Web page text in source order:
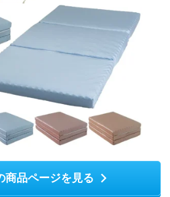
商品ページを見る